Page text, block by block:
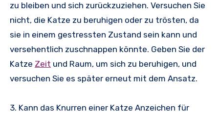
zu bleiben und sich zurückzuziehen. Versuchen Sie
nicht, die Katze zu beruhigen oder zu trösten, da
sie in einem gestressten Zustand sein kann und
versehentlich zuschnappen könnte. Geben Sie der
Katze Zeit und Raum, um sich zu beruhigen, und
versuchen Sie es später erneut mit dem Ansatz.
3. Kann das Knurren einer Katze Anzeichen für